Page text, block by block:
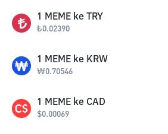
1 MEME ke TRY
₺0.02390
1 MEME ke KRW
₩0.70546
1 MEME ke CAD
$0.00069